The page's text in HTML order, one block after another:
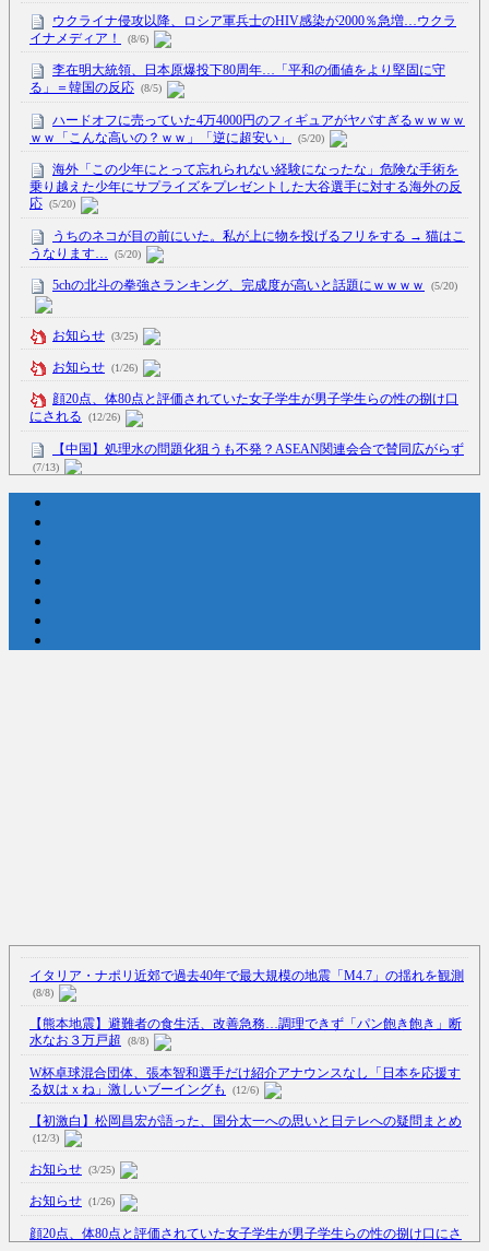
ウクライナ侵攻以降、ロシア軍兵士のHIV感染が2000％急増…ウクラ
イナメディア！
(8/6)
李在明大統領、日本原爆投下80周年…「平和の価値をより堅固に守
る」＝韓国の反応 (8/5)
ハードオフに売っていた4万4000円のフィギュアがヤバすぎるｗｗｗｗ
ｗｗ「こんな高いの？ｗｗ」「逆に超安い」
(5/20)
海外「この少年にとって忘れられない経験になったな」危険な手術を
乗り越えた少年にサプライズをプレゼントした大谷選手に対する海外の反
応 (5/20)
うちのネコが目の前にいた。私が上に物を投げるフリをする → 猫はこ
うなります…
(5/20)
5chの北斗の拳強さランキング、完成度が高いと話題にｗｗｗｗ (5/20)
お知らせ (3/25)
お知らせ (1/26)
顔20点、体80点と評価されていた女子学生が男子学生らの性の捌け口
にされる
(12/26)
【中国】処理水の問題化狙うも不発？ASEAN関連会合で賛同広がらず
(7/13)
Powered by livedoor 相互RSS
イタリア・ナポリ近郊で過去40年で最大規模の地震「M4.7」の揺れを観測
(8/8)
【熊本地震】避難者の食生活、改善急務…調理できず「パン飽き飽き」断
水なお３万戸超
(8/8)
W杯卓球混合団体、張本智和選手だけ紹介アナウンスなし「日本を応援す
る奴はｘね」激しいブーイングも
(12/6)
【初激白】松岡昌宏が語った、国分太一への思いと日テレへの疑問まとめ
(12/3)
お知らせ (3/25)
お知らせ (1/26)
顔20点、体80点と評価されていた女子学生が男子学生らの性の捌け口にさ